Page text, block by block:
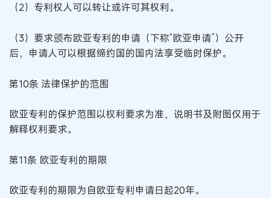
（2）专利权人可以转让或许可其权利。
（3）要求颁布欧亚专利的申请（下称“欧亚申请”）公开
后，申请人可以根据缔约国的国内法享受临时保护。
第10条 法律保护的范围
欧亚专利的保护范围以权利要求为准，说明书及附图仅用于
解释权利要求。
第11条 欧亚专利的期限
欧亚专利的期限为自欧亚专利申请日起20年。